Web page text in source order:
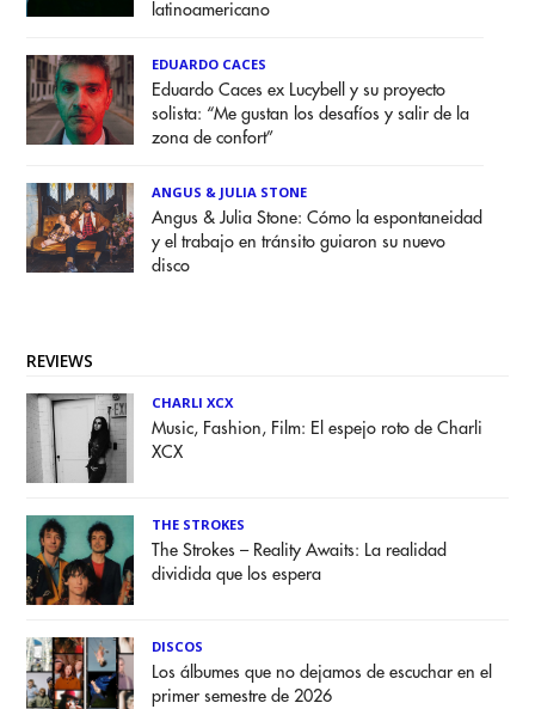
latinoamericano
EDUARDO CACES
Eduardo Caces ex Lucybell y su proyecto
solista: “Me gustan los desafíos y salir de la
zona de confort”
ANGUS & JULIA STONE
Angus & Julia Stone: Cómo la espontaneidad
y el trabajo en tránsito guiaron su nuevo
disco
REVIEWS
CHARLI XCX
Music, Fashion, Film: El espejo roto de Charli
XCX
THE STROKES
The Strokes – Reality Awaits: La realidad
dividida que los espera
DISCOS
Los álbumes que no dejamos de escuchar en el
primer semestre de 2026